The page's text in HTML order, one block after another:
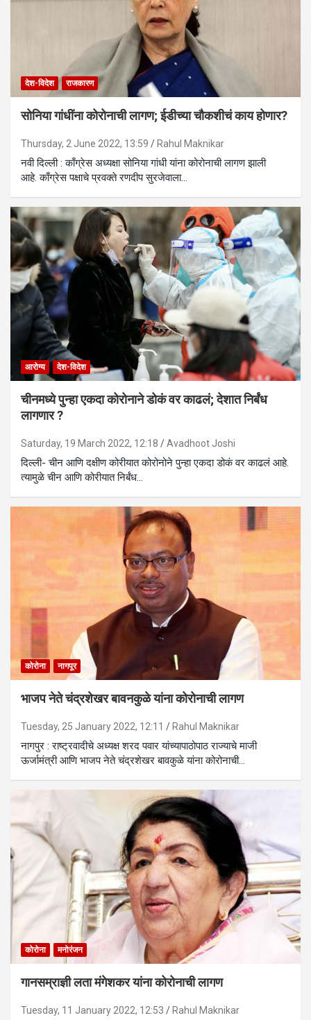
देश-विदेश राजकारण
सोनिया गांधींना कोरोनाची लागण; ईडीच्या चौकशीचं काय होणार?
Thursday, 2 June 2022, 13:59 Rahul Maknikar
नवी दिल्ली : काँग्रेस अध्यक्षा सोनिया गांधी यांना कोरोनाची लागण झाली
आहे. काँग्रेस पक्षाचे प्रवक्ते रणदीप सुरजेवाला…
आरोग्य देश-विदेश
चीनमध्ये पुन्हा एकदा कोरोनाने डोकं वर काढलं; देशात निर्बंध
लागणार ?
Saturday, 19 March 2022, 12:18 Avadhoot Joshi
दिल्ली- चीन आणि दक्षीण कोरीयात कोरोनोने पुन्हा एकदा डोकं वर काढलं आहे.
त्यामुळे चीन आणि कोरीयात निर्बंध…
कोरोना नागपूर
भाजप नेते चंद्रशेखर बावनकुळे यांना कोरोनाची लागण
Tuesday, 25 January 2022, 12:11 Rahul Maknikar
नागपुर : राष्ट्रवादीचे अध्यक्ष शरद पवार यांच्यापाठोपाठ राज्याचे माजी
ऊर्जामंत्री आणि भाजप नेते चंद्रशेखर बावकुळे यांना कोरोनाची…
कोरोना मनोरंजन
गानसम्राज्ञी लता मंगेशकर यांना कोरोनाची लागण
Tuesday, 11 January 2022, 12:53 Rahul Maknikar